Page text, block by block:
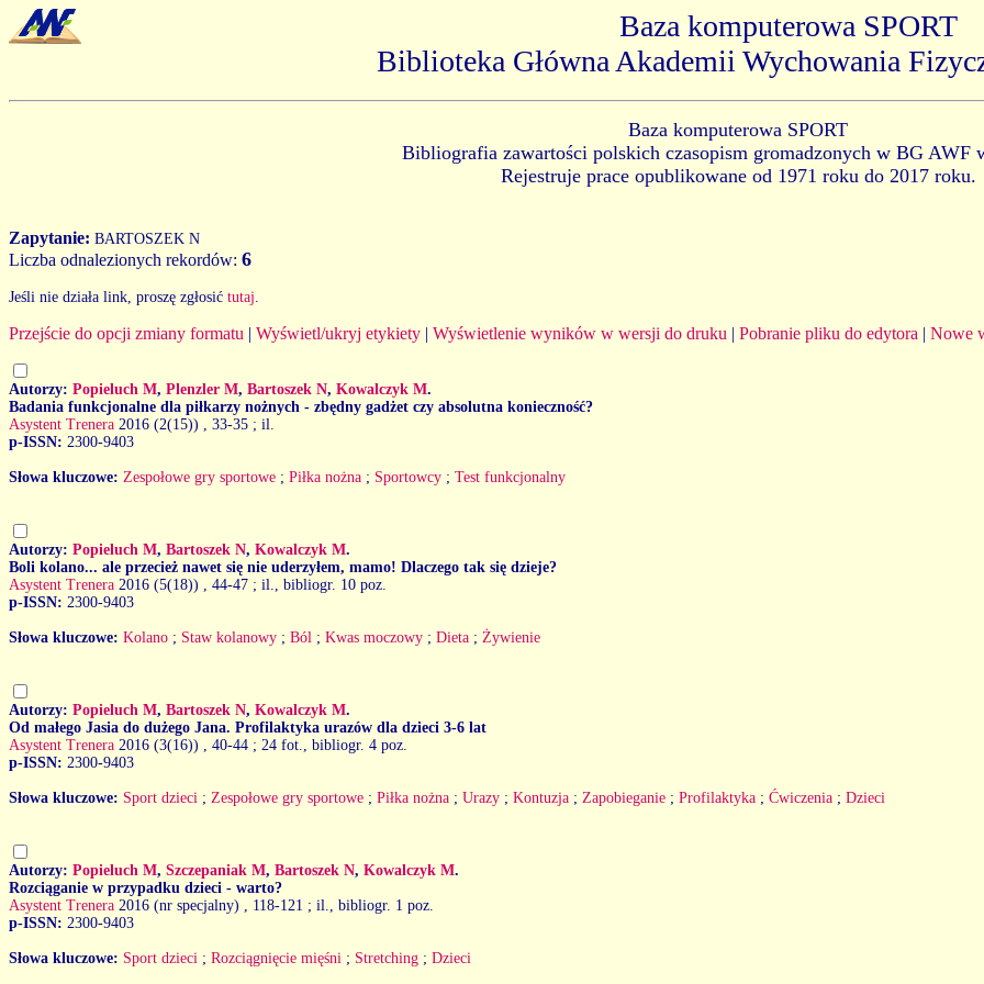
Baza komputerowa SPORT
Biblioteka Główna Akademii Wychowania
Baza komputerowa SPORT
Bibliografia zawartości polskich czasopism gromadzonych w BG AWF
Rejestruje prace opublikowane od 1971 roku do 2017 roku.
Zapytanie: BARTOSZEK N
Liczba odnalezionych rekordów: 6
Jeśli nie działa link, proszę zgłosić tutaj
Przejście do opcji zmiany formatu | Wyświetl/ukryj etykiety | Wyświetlenie wyników w wersji do druku | Pobranie pliku do edytora | Nowe
Autorzy: Popieluch M, Plenzler M, Bartoszek N, Kowalczyk M.
Badania funkcjonalne dla piłkarzy nożnych - zbędny gadżet czy absolutna konieczność?
Asystent Trenera 2016 (2(15))
, 33-35 ; il.
p-ISSN: 2300-9403
Słowa kluczowe: Zespołowe gry sportowe ; Piłka nożna ; Sportowcy ; Test funkcjonalny
Autorzy: Popieluch M, Bartoszek N, Kowalczyk M.
Boli kolano... ale przecież nawet się nie uderzyłem, mamo! Dlaczego tak się dzieje?
Asystent Trenera 2016 (5(18))
, 44-47 ; il., bibliogr. 10 poz.
p-ISSN: 2300-9403
Słowa kluczowe: Kolano ; Staw kolanowy ; Ból ; Kwas moczowy ; Dieta ; Żywienie
Autorzy: Popieluch M, Bartoszek N, Kowalczyk M.
Od małego Jasia do dużego Jana. Profilaktyka urazów dla dzieci 3-6 lat
Asystent Trenera 2016 (3(16))
, 40-44 ; 24 fot., bibliogr. 4 poz.
p-ISSN: 2300-9403
Słowa kluczowe: Sport dzieci ; Zespołowe gry sportowe ; Piłka nożna ; Urazy ; Kontuzja ; Zapobieganie ; Profilaktyka ; Ćwiczenia ; Dzieci
Autorzy: Popieluch M, Szczepaniak M, Bartoszek N, Kowalczyk M.
Rozciąganie w przypadku dzieci - warto?
Asystent Trenera 2016 (nr specjalny)
, 118-121 ; il., bibliogr. 1 poz.
p-ISSN: 2300-9403
Słowa kluczowe: Sport dzieci ; Rozciągnięcie mięśni ; Stretching ; Dzieci